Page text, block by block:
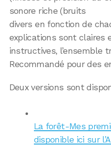
sonore riche (bruits
divers en fonction de
explications sont claires
instructives, l’ensemble
Recommandé pour des
Deux versions sont
La forêt-Mes
disponible ici sur